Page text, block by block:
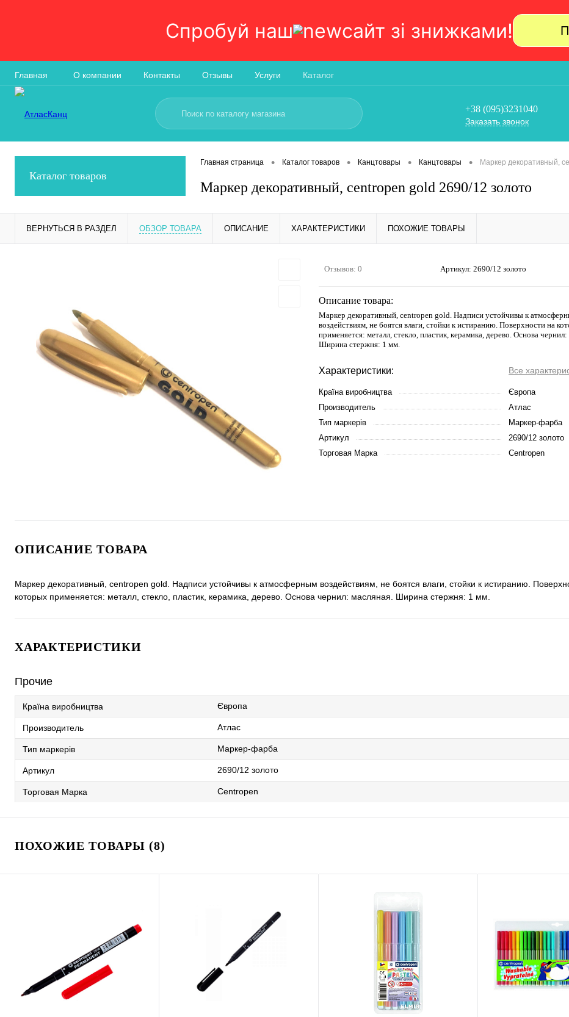
Спробуй наш сайт зi знижками!
Главная О компании Контакты Отзывы Услуги Каталог
+38 (095)3231040
Заказать звонок
Каталог товаров
Главная страница • Каталог товаров • Канцтовары • Канцтовары • Маркер декоративный,
Маркер декоративный, сentropen gold 2690/12 золото
ВЕРНУТЬСЯ В РАЗДЕЛ ОБЗОР ТОВАРА ОПИСАНИЕ ХАРАКТЕРИСТИКИ ПОХОЖИЕ ТОВАРЫ
Отзывов: 0 Артикул: 2690/12 золото
Описание товара:
Маркер декоративный, сentropen gold. Надписи устойчивы к
воздействиям, не боятся влаги, стойки к истиранию. Поверхности на
применяется: металл, стекло, пластик, керамика, дерево. Основа чернил:
Ширина стержня: 1 мм.
Характеристики: Все
Країна виробництва
Європа
Производитель
Атлас
Тип маркерів
Маркер-фарба
Артикул
2690/12 золото
Торговая Марка
Centropen
ОПИСАНИЕ ТОВАРА
Маркер декоративный, сentropen gold. Надписи устойчивы к атмосферным воздействиям, не боятся влаги, стойки к истиранию.
которых применяется: металл, стекло, пластик, керамика, дерево. Основа чернил: масляная. Ширина стержня: 1 мм.
ХАРАКТЕРИСТИКИ
Прочие
Країна виробництва Європа
Производитель Атлас
Тип маркерів Маркер-фарба
Артикул 2690/12 золото
Торговая Марка Centropen
ПОХОЖИЕ ТОВАРЫ (8)